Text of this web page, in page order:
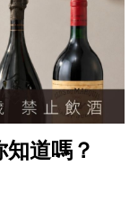
道嗎？